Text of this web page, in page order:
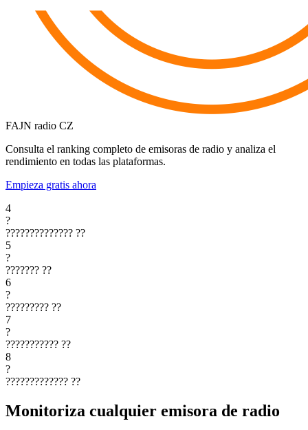
FAJN radio CZ
Consulta el ranking completo de emisoras de radio y analiza el
rendimiento en todas las plataformas.
Empieza gratis ahora
4
?
?????????????? ??
5
?
??????? ??
6
?
????????? ??
7
?
??????????? ??
8
?
????????????? ??
Monitoriza cualquier emisora de radio